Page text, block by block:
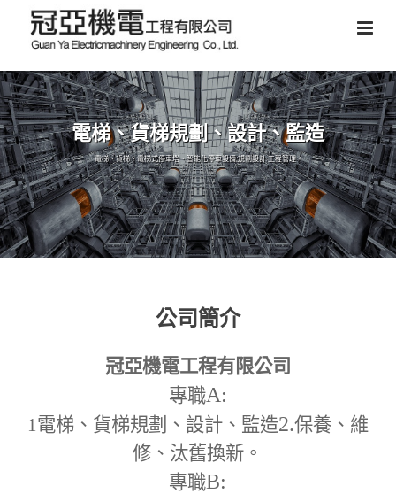
電梯、貨梯規劃、設計、監造
電梯、貨梯、電梯式停車塔、智能化停車設備,規劃設計,工程管理。
公司簡介
冠亞機電工程有限公司
專職A:
1電梯、貨梯規劃、設計、監造2.保養、維
修、汰舊換新。
專職B: